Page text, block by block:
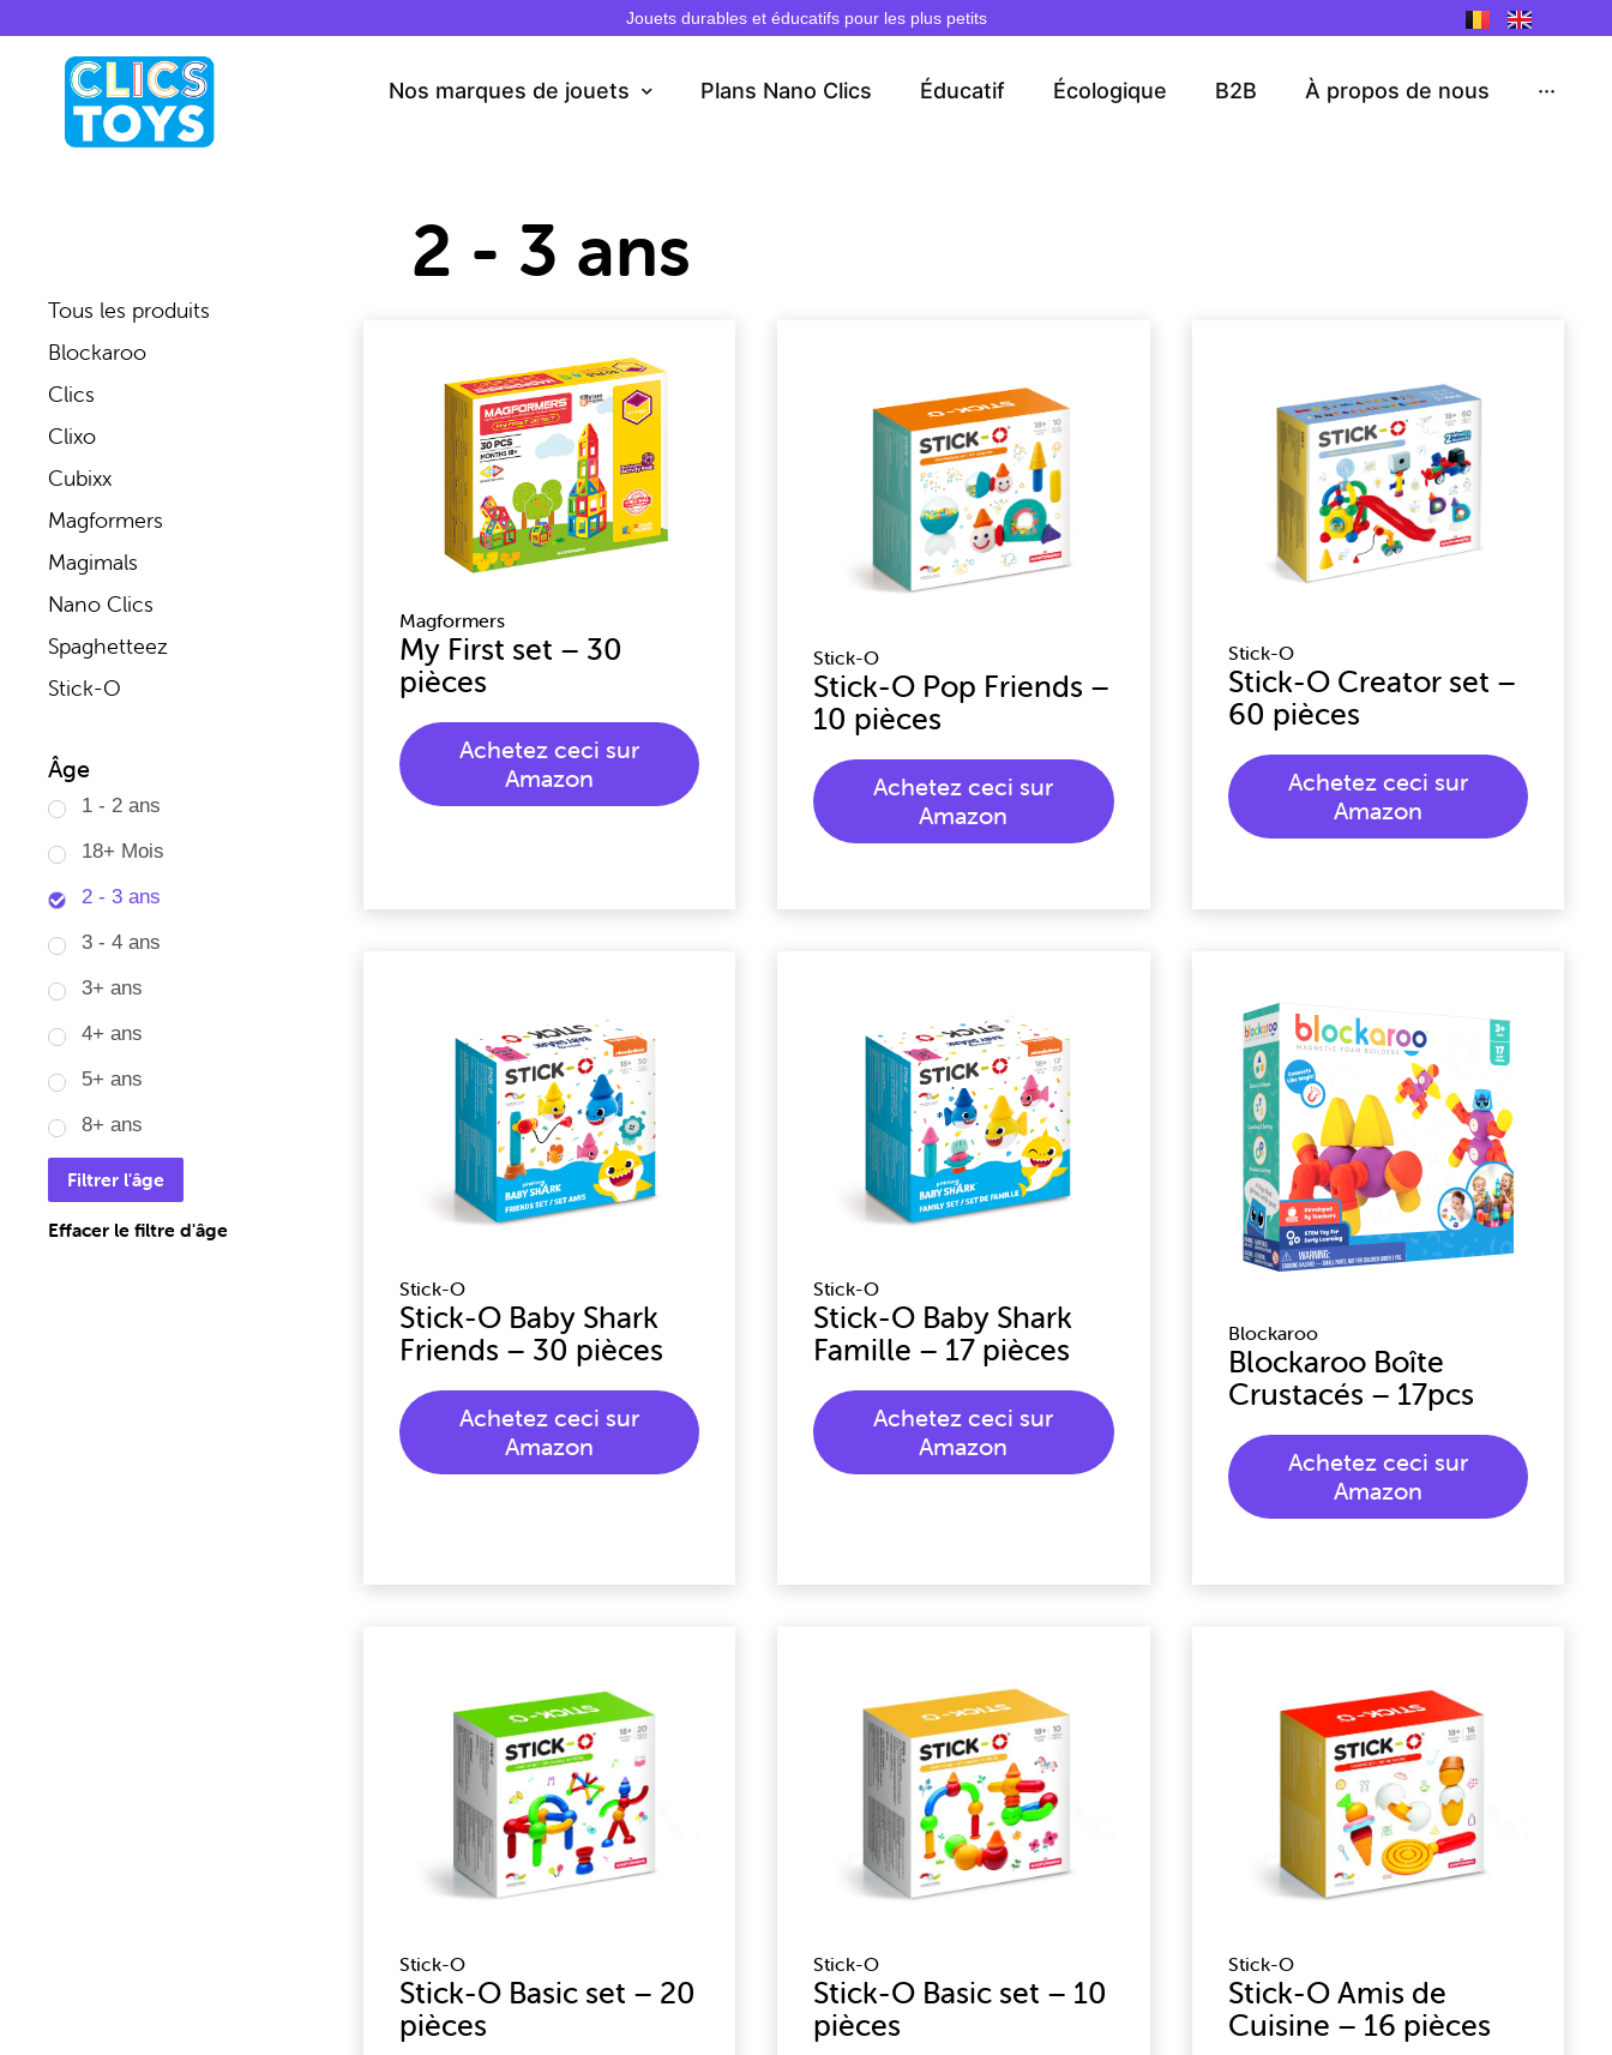
to
Jouets durables et éducatifs pour les plus petits
Nos marques de jouets Plans Nano Clics Éducatif Écologique B2B À propos de nous ···
Tous les produits
Blockaroo
Clics
Clixo
Cubixx
Magformers
Magimals
Nano Clics
Spaghetteez
Stick-O
Âge
1 - 2 ans
18+ Mois
2 - 3 ans
3 - 4 ans
3+ ans
4+ ans
5+ ans
8+ ans
Filtrer l'âge
Effacer le filtre d'âge
2 - 3 ans
Magformers
My First set – 30
pièces
Achetez ceci sur
Amazon
Stick-O
Stick-O Pop Friends –
10 pièces
Achetez ceci sur
Amazon
Stick-O
Stick-O Creator set –
60 pièces
Achetez ceci sur
Amazon
Stick-O
Stick-O Baby Shark
Friends – 30 pièces
Achetez ceci sur
Amazon
Stick-O
Stick-O Baby Shark
Famille – 17 pièces
Achetez ceci sur
Amazon
Blockaroo
Blockaroo Boîte
Crustacés – 17pcs
Achetez ceci sur
Amazon
Stick-O
Stick-O Basic set – 20
pièces
Stick-O
Stick-O Basic set – 10
pièces
Stick-O
Stick-O Amis de
Cuisine – 16 pièces